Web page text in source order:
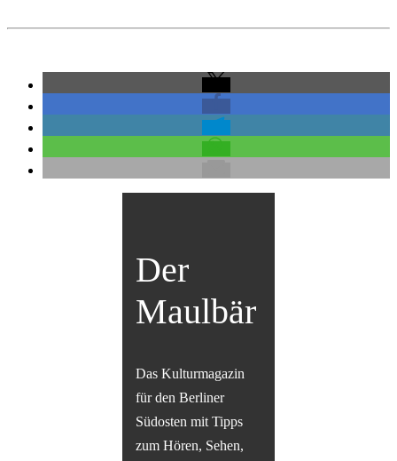
Der
Maulbär
Das Kulturmagazin
für den Berliner
Südosten mit Tipps
zum Hören, Sehen,